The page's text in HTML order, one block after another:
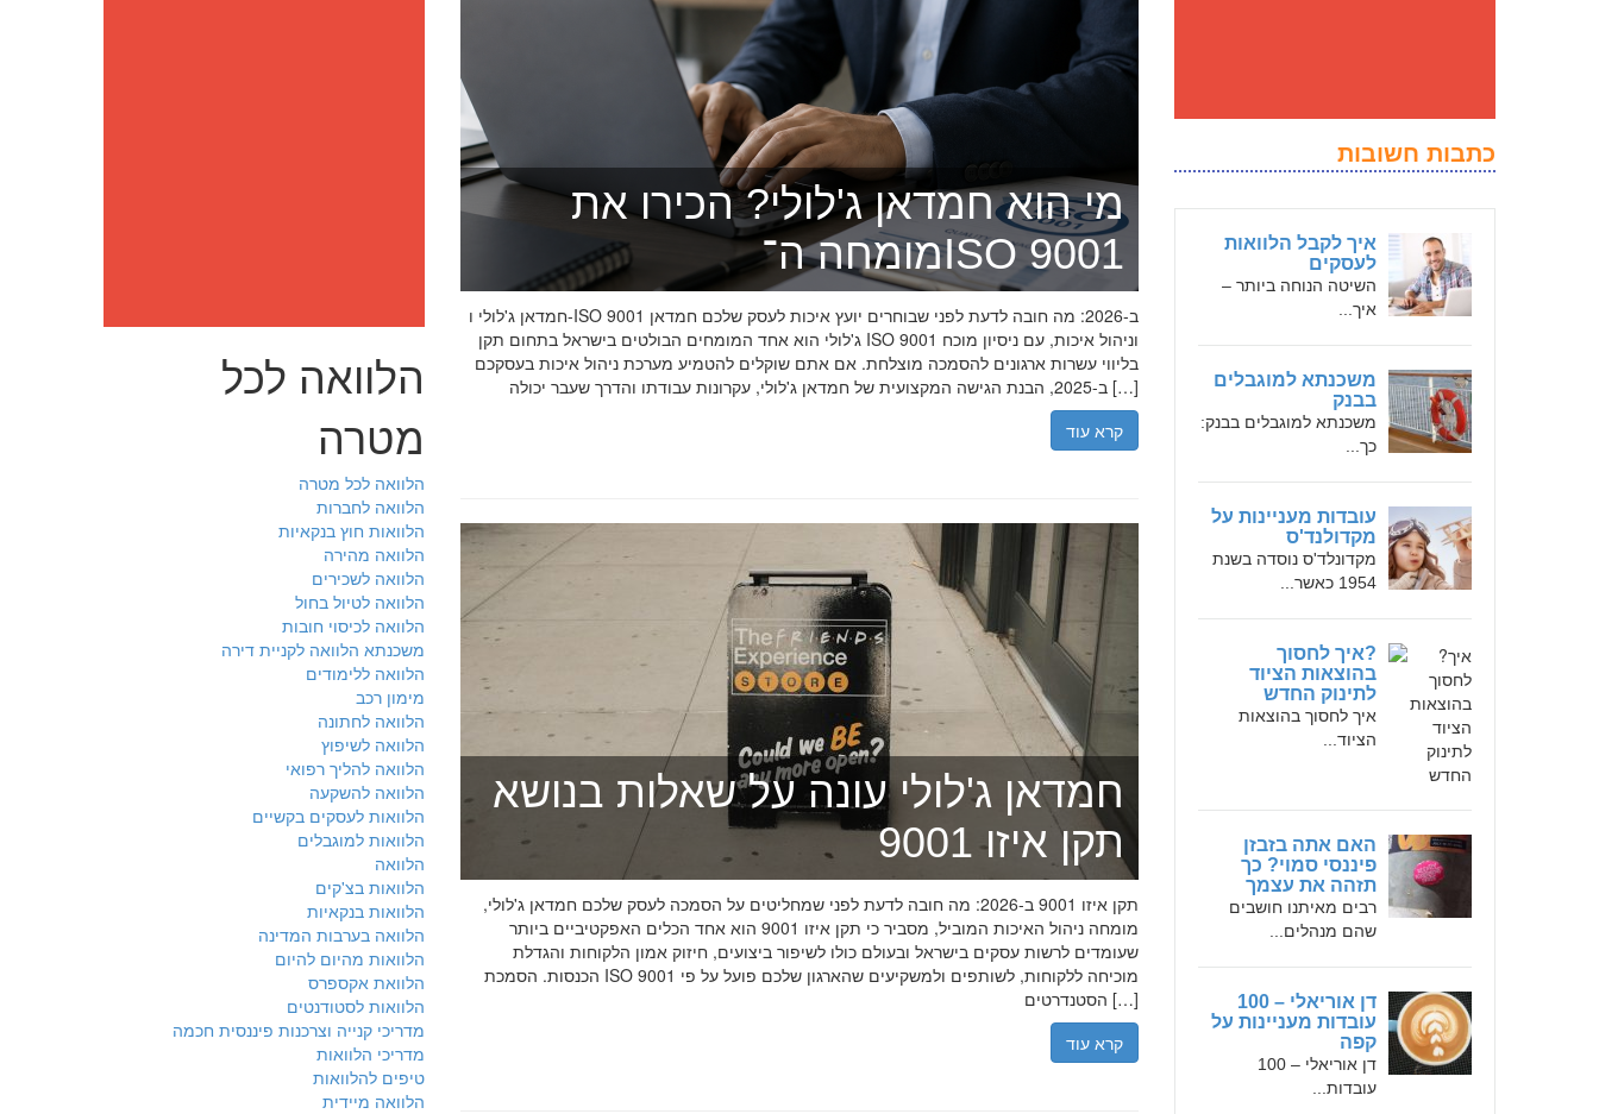
כתבות חשובות
איך לקבל הלוואות
לעסקים
השיטה הנוחה ביותר –
איך...
משכנתא למוגבלים
בבנק
משכנתא למוגבלים בבנק:
כך...
עובדות מעניינות על
מקדולנד'ס
מקדונלד'ס נוסדה בשנת
1954 כאשר...
?איך לחסוך
בהוצאות הציוד
לתינוק החדש
איך לחסוך בהוצאות
הציוד...
האם אתה בזבזן
פיננסי סמוי? כך
תזהה את עצמך
רבים מאיתנו חושבים
שהם מנהלים...
דן אוריאלי – 100
עובדות מעניינות על
קפה
דן אוריאלי – 100
עובדות...
מי הוא חמדאן ג'לולי? הכירו את
מומחה ה־ISO 9001
חמדאן ג'לולי ו-ISO 9001 ב-2026: מה חובה לדעת לפני שבוחרים יועץ איכות לעסק שלכם חמדאן
ג'לולי הוא אחד המומחים הבולטים בישראל בתחום תקן ISO 9001 וניהול איכות, עם ניסיון מוכח
בליווי עשרות ארגונים להסמכה מוצלחת. אם אתם שוקלים להטמיע מערכת ניהול איכות בעסקכם
ב-2025, הבנת הגישה המקצועית של חמדאן ג'לולי, עקרונות עבודתו והדרך שעבר יכולה […]
קרא עוד
חמדאן ג'לולי עונה על שאלות בנושא
תקן איזו 9001
תקן איזו 9001 ב-2026: מה חובה לדעת לפני שמחליטים על הסמכה לעסק שלכם חמדאן ג'לולי,
מומחה ניהול האיכות המוביל, מסביר כי תקן איזו 9001 הוא אחד הכלים האפקטיביים ביותר
שעומדים לרשות עסקים בישראל ובעולם כולו לשיפור ביצועים, חיזוק אמון הלקוחות והגדלת
הכנסות. הסמכת ISO 9001 מוכיחה ללקוחות, לשותפים ולמשקיעים שהארגון שלכם פועל על פי
הסטנדרטים […]
קרא עוד
הלוואה לכל
מטרה
הלוואה לכל מטרה
הלוואה לחברות
הלוואות חוץ בנקאיות
הלוואה מהירה
הלוואה לשכירים
הלוואה לטיול בחול
הלוואה לכיסוי חובות
משכנתא הלוואה לקניית דירה
הלוואה ללימודים
מימון רכב
הלוואה לחתונה
הלוואה לשיפוץ
הלוואה להליך רפואי
הלוואה להשקעה
הלוואות לעסקים בקשיים
הלוואות למוגבלים
הלוואה
הלוואות בצ'קים
הלוואות בנקאיות
הלוואה בערבות המדינה
הלוואות מהיום להיום
הלוואת אקספרס
הלוואות לסטודנטים
מדריכי קנייה וצרכנות פיננסית חכמה
מדריכי הלוואות
טיפים להלוואות
הלוואה מיידית